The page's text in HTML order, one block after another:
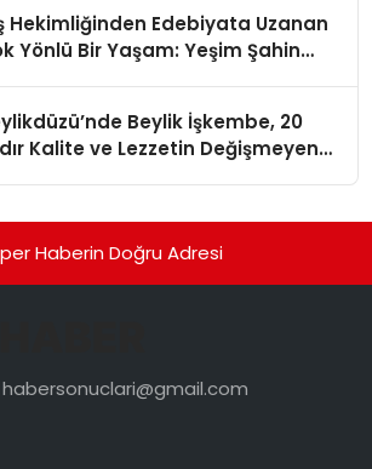
Hekimliğinden Edebiyata Uzanan
Yönlü Bir Yaşam: Yeşim Şahin
Beylik İşkembe, 20
Kalite ve Lezzetin Değişmeyen
Haberin Doğru Adresi
habersonuclari@gmail.com